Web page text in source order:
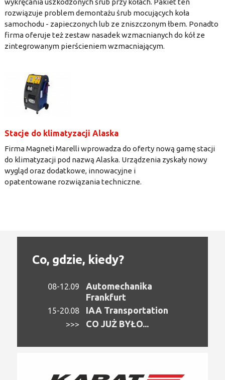
rozwiązuje problem demontażu śrub mocujących koła
samochodu - zapieczonych lub ze zniszczonym łbem. Ponadto
firma oferuje też zestaw nasadek wzmacnianych do kół ze
zintegrowanym pierścieniem wzmacniającym.
Stacje do klimatyzacji Alaska
Firma Magneti Marelli wprowadza do oferty nową gamę stacji
do klimatyzacji pod nazwą Alaska. Urządzenia zyskały nowy
wygląd oraz dodatkowe, innowacyjne i
opatentowane rozwiązania techniczne.
Co, gdzie, kiedy?
08-12.09
Automechanika
Frankfurt
15-20.08 IAA Transportation
>>> CO JUŻ BYŁO...